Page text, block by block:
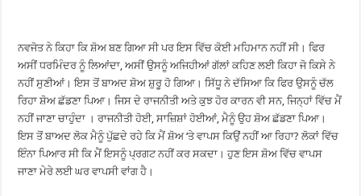
ਨਵਜੋਤ ਨੇ ਕਿਹਾ ਕਿ ਸ਼ੋਅ ਬਣ ਗਿਆ ਸੀ ਪਰ ਇਸ ਵਿੱਚ ਕੋਈ ਮਹਿਮਾਨ ਨਹੀਂ ਸੀ। ਫਿਰ
ਅਸੀਂ ਧਰਮਿੰਦਰ ਨੂੰ ਲਿਆਂਦਾ, ਅਸੀਂ ਉਸਨੂੰ ਅਜਿਹੀਆਂ ਗੱਲਾਂ ਕਹਿਣ ਲਈ ਕਿਹਾ ਜੋ ਕਿਸੇ ਨੇ
ਨਹੀਂ ਸੁਣੀਆਂ। ਇਸ ਤੋਂ ਬਾਅਦ ਸ਼ੋਅ ਸ਼ੁਰੂ ਹੋ ਗਿਆ। ਸਿੱਧੂ ਨੇ ਦੱਸਿਆ ਕਿ ਫਿਰ ਉਸਨੂੰ ਚੱਲ
ਰਿਹਾ ਸ਼ੋਅ ਛੱਡਣਾ ਪਿਆ। ਜਿਸ ਦੇ ਰਾਜਨੀਤੀ ਅਤੇ ਕੁਝ ਹੋਰ ਕਾਰਨ ਵੀ ਸਨ, ਜਿਨ੍ਹਾਂ ਵਿੱਚ ਮੈਂ
ਨਹੀਂ ਜਾਣਾ ਚਾਹੁੰਦਾ । ਰਾਜਨੀਤੀ ਹੋਈ, ਸਾਜ਼ਿਸ਼ਾਂ ਹੋਈਆਂ, ਮੈਨੂੰ ਉਹ ਸ਼ੋਅ ਛੱਡਣਾ ਪਿਆ।
ਇਸ ਤੋਂ ਬਾਅਦ ਲੋਕ ਮੈਨੂੰ ਪੁੱਛਦੇ ਰਹੇ ਕਿ ਮੈਂ ਸ਼ੋਅ ‘ਤੇ ਵਾਪਸ ਕਿਉਂ ਨਹੀਂ ਆ ਰਿਹਾ? ਲੋਕਾਂ ਵਿੱਚ
ਇੰਨਾ ਪਿਆਰ ਸੀ ਕਿ ਮੈਂ ਇਸਨੂੰ ਪ੍ਰਗਟ ਨਹੀਂ ਕਰ ਸਕਦਾ। ਹੁਣ ਇਸ ਸ਼ੋਅ ਵਿੱਚ ਵਾਪਸ
ਜਾਣਾ ਮੇਰੇ ਲਈ ਘਰ ਵਾਪਸੀ ਵਾਂਗ ਹੈ।